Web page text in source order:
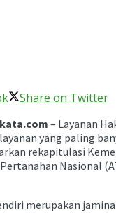
Share on Twitter
– Layanan
yang paling
rekapitulasi
Nasional
merupakan